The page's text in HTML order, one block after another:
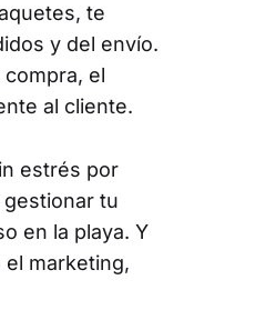
te
y del envío.
el
al cliente.
estrés por
tu
en la playa. Y
marketing,